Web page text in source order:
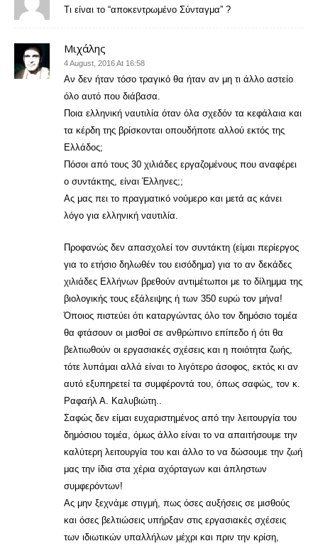
Τι είναι το “αποκεντρωμένο Σύνταγμα” ?
Μιχάλης
4 August, 2016 At 16:58
Αν δεν ήταν τόσο τραγικό θα ήταν αν μη τι άλλο αστείο
όλο αυτό που διάβασα.
Ποια ελληνική ναυτιλία όταν όλα σχεδόν τα κεφάλαια και
τα κέρδη της βρίσκονται οπουδήποτε αλλού εκτός της
Ελλάδος;
Πόσοι από τους 30 χιλιάδες εργαζομένους που αναφέρει
ο συντάκτης, είναι Έλληνες;;
Ας μας πει το πραγματικό νούμερο και μετά ας κάνει
λόγο για ελληνική ναυτιλία.
Προφανώς δεν απασχολεί τον συντάκτη (είμαι περίεργος
για το ετήσιο δηλωθέν του εισόδημα) για το αν δεκάδες
χιλιάδες Ελλήνων βρεθούν αντιμέτωποι με το δίλημμα της
βιολογικής τους εξάλειψης ή των 350 ευρώ τον μήνα!
Όποιος πιστεύει ότι καταργώντας όλο τον δημόσιο τομέα
θα φτάσουν οι μισθοί σε ανθρώπινο επίπεδο ή ότι θα
βελτιωθούν οι εργασιακές σχέσεις και η ποιότητα ζωής,
τότε λυπάμαι αλλά είναι το λιγότερο άσοφος, εκτός κι αν
αυτό εξυπηρετεί τα συμφέροντά του, όπως σαφώς, τον κ.
Ραφαήλ Α. Καλυβιώτη..
Σαφώς δεν είμαι ευχαριστημένος από την λειτουργία του
δημόσιου τομέα, όμως άλλο είναι το να απαιτήσουμε την
καλύτερη λειτουργία του και άλλο το να δώσουμε την ζωή
μας την ίδια στα χέρια αχόρταγων και άπληστων
συμφερόντων!
Ας μην ξεχνάμε στιγμή, πως όσες αυξήσεις σε μισθούς
και όσες βελτιώσεις υπήρξαν στις εργασιακές σχέσεις
των ιδιωτικών υπαλλήλων μέχρι και πριν την κρίση,